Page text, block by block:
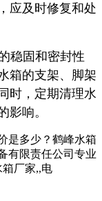
应及时修复和处
稳固和密封性
箱的支架、脚架
时，定期清理水
影响。
是多少？鹤峰水箱
有限责任公司专业
厂家,,电